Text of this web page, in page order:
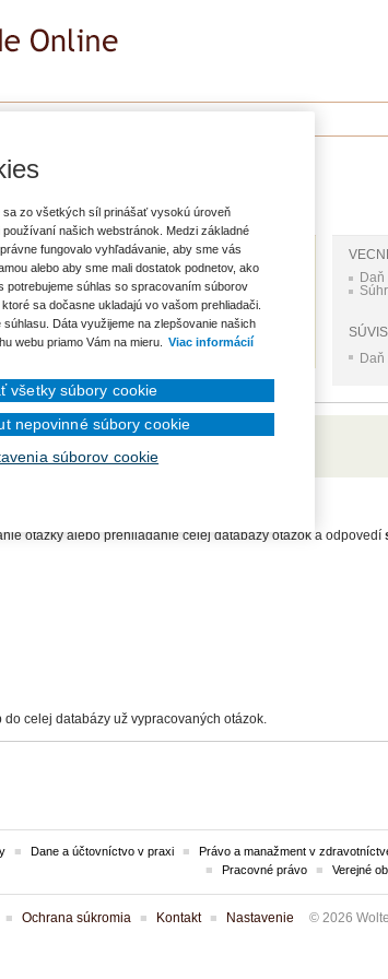
doviezli. Vtedy sme tovar riadne
späť, Švajčiari nám vystavia dobropis,
minulosti sa zdokladovával vývoz k faktúre
sa to robí cez elektronicky? Nemá byť naša
otázky alebo prehliadanie celej databázy otázok a odpovedí
celej databázy už vypracovaných otázok.
Dane a účtovníctvo v praxi Právo a manažment v
Pracovné právo
Verejné
Ochrana súkromia Kontakt
Nastavenie
© 2026
zo všetkých síl prinášať vysokú úroveň
našich webstránok. Medzi základné
fungovalo vyhľadávanie, aby sme vás
alebo aby sme mali dostatok podnetov, ako
potrebujeme súhlas so spracovaním súborov
sa dočasne ukladajú vo vašom prehliadači.
súhlasu. Dáta využijeme na zlepšovanie našich
webu priamo Vám na mieru.
Viac informácií
súborov cookie
nepovinné súbory cookie
všetky súbory cookie